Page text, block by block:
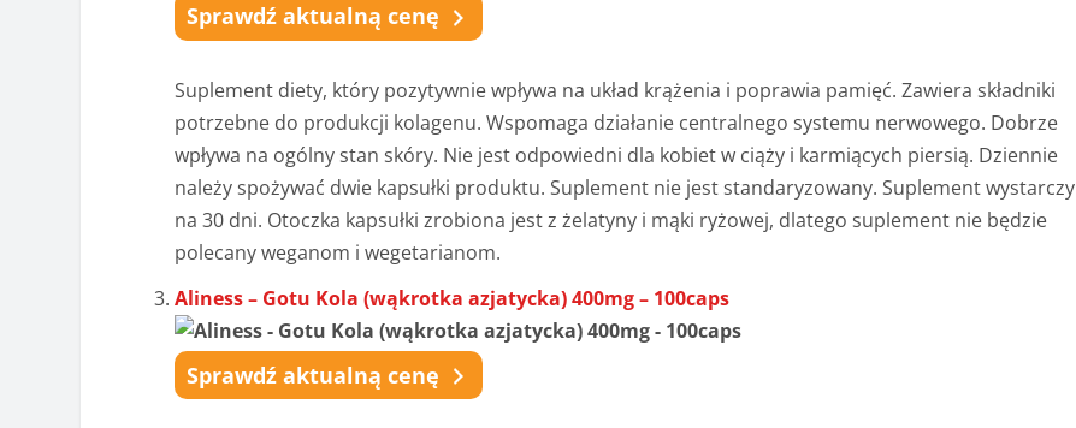
Sprawdź aktualną cenę
Suplement diety, który pozytywnie wpływa na układ krążenia i poprawia pamięć. Zawiera składniki
potrzebne do produkcji kolagenu. Wspomaga działanie centralnego systemu nerwowego. Dobrze
wpływa na ogólny stan skóry. Nie jest odpowiedni dla kobiet w ciąży i karmiących piersią. Dziennie
należy spożywać dwie kapsułki produktu. Suplement nie jest standaryzowany. Suplement wystarczy
na 30 dni. Otoczka kapsułki zrobiona jest z żelatyny i mąki ryżowej, dlatego suplement nie będzie
polecany weganom i wegetarianom.
Aliness – Gotu Kola (wąkrotka azjatycka) 400mg – 100caps
Sprawdź aktualną cenę